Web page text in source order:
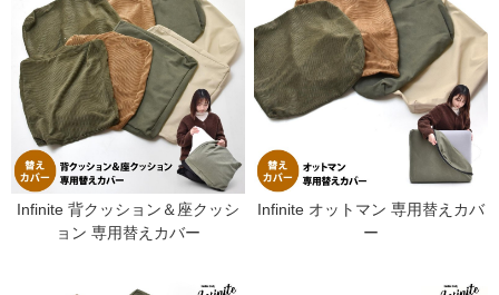
Infinite 背クッション＆座クッシ
ョン 専用替えカバー
Infinite オットマン 専用替えカバ
ー